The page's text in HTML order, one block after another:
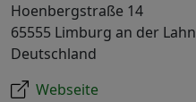
Hoenbergstraße 14
65555 Limburg an der Lahn
Deutschland
Webseite